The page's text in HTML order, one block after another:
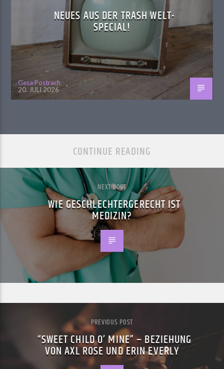
NEUES AUS DER TRASH WELT-
SPECIAL!
Gesa Postrach
20. JULI 2026
CONTINUE READING
NEXT POST
WIE GESCHLECHTERGERECHT IST
MEDIZIN?
PREVIOUS POST
“SWEET CHILD O’ MINE” – BEZIEHUNG
VON AXL ROSE UND ERIN EVERLY